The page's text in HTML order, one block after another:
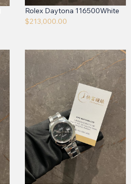
Rolex Daytona 116500White
$213,000.00